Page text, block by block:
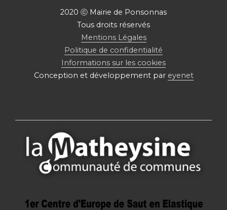
2020 ⓒ Mairie de Ponsonnas
Tous droits réservés
Mentions Légales
Politique de confidentialité
Informations sur les cookies
Conception et développement par eyenet